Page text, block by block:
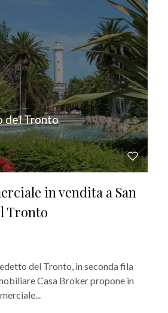
del Tronto
in vendita a San
Tronto
del Tronto, in seconda fila
Casa Broker propone in